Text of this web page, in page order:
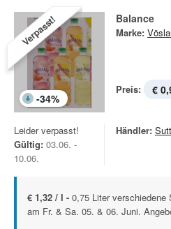
Verpasst!
-34%
Balance
Marke:
Preis: €
Leider verpasst!
Gültig: 03.06. -
10.06.
Händler:
€ 1,32 / l - 0,75 Liter
am Fr. & Sa. 05. & 06. Juni.